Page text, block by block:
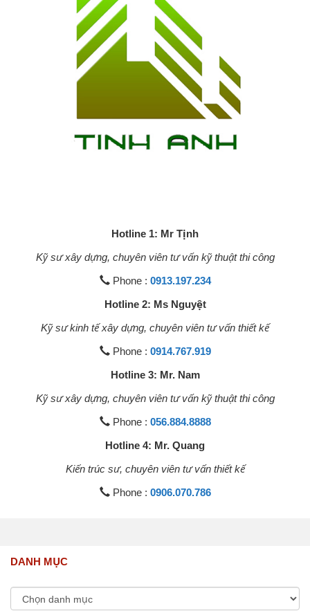
Hotline 1: Mr Tịnh
Kỹ sư xây dựng, chuyên viên tư vấn kỹ thuật thi công
Phone : 0913.197.234
Hotline 2: Ms Nguyệt
Kỹ sư kinh tế xây dựng, chuyên viên tư vấn thiết kế
Phone : 0914.767.919
Hotline 3: Mr. Nam
Kỹ sư xây dựng, chuyên viên tư vấn kỹ thuật thi công
Phone : 056.884.8888
Hotline 4: Mr. Quang
Kiến trúc sư, chuyên viên tư vấn thiết kế
Phone : 0906.070.786
DANH MỤC